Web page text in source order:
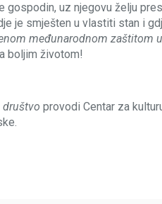
gospodin, uz njegovu želju
je smješten u vlastiti stan i
međunarodnom zaštitom
boljim životom!
društvoprovodi Centar za